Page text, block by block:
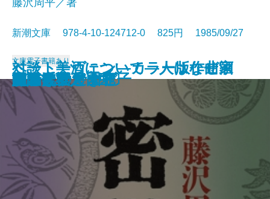
たくさんのタブー
なりそこない王子
ベートーヴェン―カラー版作曲家
の生涯―
おみそれ社会
冬の派閥
対談 美酒について―人はなぜ酒
を語るか―
男の系譜
夜のかくれんぼ
ノックの音が
密謀〔上〕
藤沢周平／著
新潮文庫 978-4-10-124712-0 825円 1985/09/27
文庫電子書籍あり
密謀〔下〕
闇の穴
吉里吉里人〔上〕
吉里吉里人〔中〕
吉里吉里人〔下〕
おせん
盗賊会社
エヌ氏の遊園地
羆
男どき女どき